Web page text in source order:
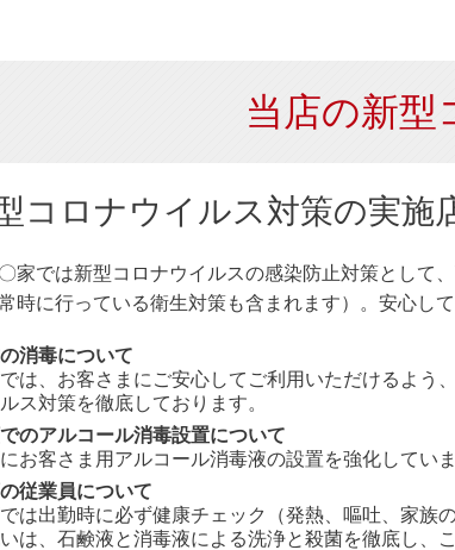
当店の新型
コロナウイルス対策の実施
家では新型コロナウイルスの感染防止対策として
時に行っている衛生対策も含まれます）。安心して
消毒について
は、お客さまにご安心してご利用いただけるよう
ス対策を徹底しております。
のアルコール消毒設置について
お客さま用アルコール消毒液の設置を強化してい
従業員について
は出勤時に必ず健康チェック（発熱、嘔吐、家族
は、石鹸液と消毒液による洗浄と殺菌を徹底し、